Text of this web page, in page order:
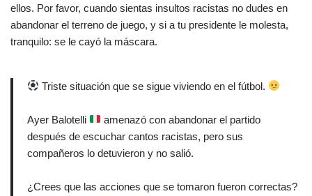
ellos. Por favor, cuando sientas insultos racistas no dudes en
abandonar el terreno de juego, y si a tu presidente le molesta,
tranquilo: se le cayó la máscara.
Triste situación que se sigue viviendo en el fútbol.
Ayer Balotelli
amenazó con abandonar el partido
después de escuchar cantos racistas, pero sus
compañeros lo detuvieron y no salió.
¿Crees que las acciones que se tomaron fueron correctas?